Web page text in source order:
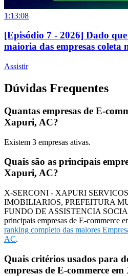
1:13:08
[Episódio 7 - 2026] Dado
maioria das empresas coleta
Assistir
Dúvidas Frequentes
Quantas empresas de E-
Xapuri, AC?
Existem 3 empresas ativas.
Quais são as principais
Xapuri, AC?
X-SERCONI - XAPURI
IMOBILIARIOS, PREFEITURA
FUNDO DE ASSISTENCIA
principais empresas de E-commerce
ranking completo das maiores
AC.
Quais critérios usados para
empresas de E-commerce